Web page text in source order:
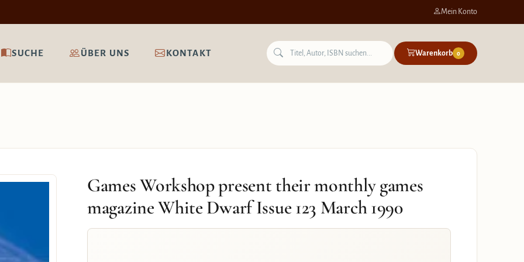
Mein Konto
SUCHE ÜBER UNS KONTAKT Warenkorb 0
Games Workshop present their monthly games
magazine White Dwarf Issue 123 March 1990